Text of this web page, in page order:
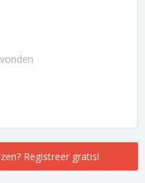
Registreer gratis!